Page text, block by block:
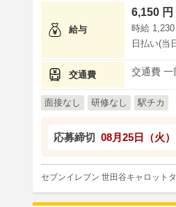
給与
6,150 円
時給
日払い(当
交通費 交通費 一
面接なし 研修なし 駅チカ
応募締切 08月25日（火）
セブンイレブン 世田谷キャロット